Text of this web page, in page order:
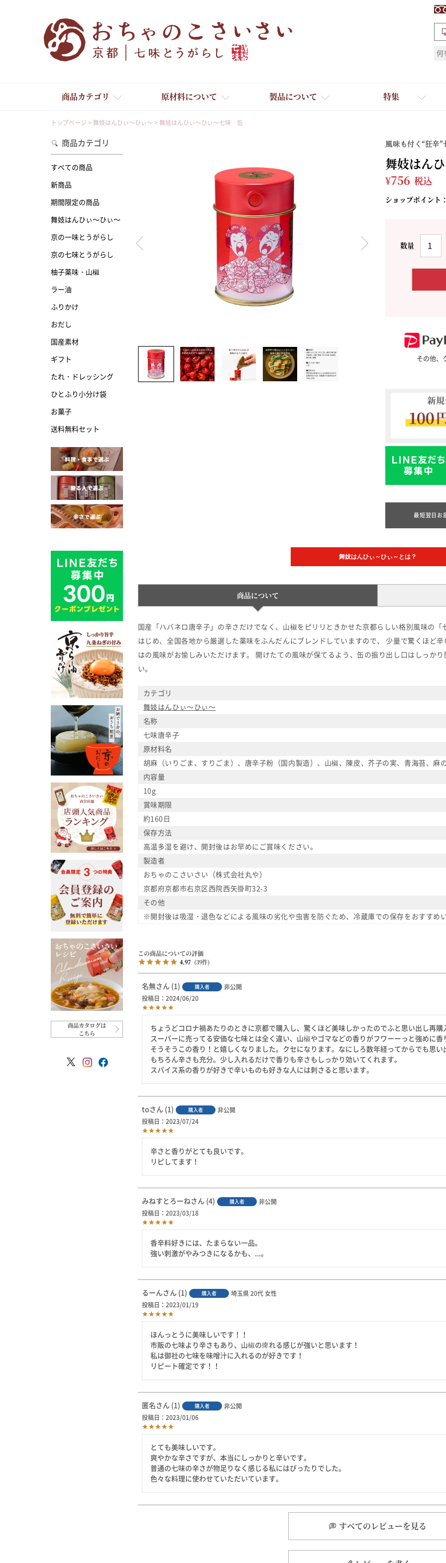
商品カテゴリ
舞妓はんひぃ～ひぃ～
京の一味とうがらし
京の七味とうがらし
ひとふり小分け袋
たれ・ドレッシング
おだし
お菓子
国産・鷹の爪
お土産・ギフト 贈る人に
原材料について 製品について 特集
トップページ 舞妓はんひぃ～ひぃ～ 舞妓はんひぃ～ひぃ～七味 缶
商品カテゴリ
すべての商品
新商品
期間限定の商品
舞妓はんひぃ～ひぃ～
京の一味とうがらし
京の七味とうがらし
柚子薬味・山椒
ラー油
ふりかけ
おだし
国産素材
ギフト
たれ・ドレッシング
ひとふり小分け袋
お菓子
送料無料セット
商品カタログは
こちら
風味も付く“狂辛”
舞妓はん
¥756 税込
ショップポイント：
その他、
最短翌日お
舞妓はんひぃ～ひぃ～とは？
商品について
国産「ハバネロ唐辛子」の辛さだけでなく、山椒をピリリときかせた京都らしい格別風味の
はじめ、全国各地から厳選した薬味をふんだんにブレンドしていますので、 少量で驚くほど
はの風味がお愉しみいただけます。 開けたての風味が保てるよう、缶の振り出し口はしっか
い。
カテゴリ
舞妓はんひぃ～ひぃ～
名称
七味唐辛子
原材料名
胡麻（いりごま、すりごま）、唐辛子粉（国内製造）、山椒、陳皮、芥子の実、青海苔、麻
内容量
10g
賞味期限
約160日
保存方法
高温多湿を避け、開封後はお早めにご賞味ください。
製造者
おちゃのこさいさい（株式会社丸や）
京都府京都市右京区西院西矢掛町32-3
その他
※開封後は吸湿・退色などによる風味の劣化や虫害を防ぐため、冷蔵庫での保存をおすすめ
4.97 39
名無 1 購入者
非公開
投稿日
2024/06/20
ちょうどコロナ禍あたりのときに京都で購入し、驚くほど美味しかったのでふと思い出し再購
スーパーに売ってる安価な七味とは全く違い、山椒やゴマなどの香りがフワーーっと強めに香
そうそうこの香り！と嬉しくなりました。クセになります。なにしろ数年経ってからでも思い
もちろん辛さも充分。少し入れるだけで香りも辛さもしっかり効いてくれます。
スパイス系の香りが好きで辛いものも好きな人には刺さると思います。
to 1 購入者
非公開
投稿日
2023/07/24
辛さと香りがとても良いです。
リピしてます！
みねすとろーね 4 購入者
非公開
投稿日
2023/03/18
香辛料好きには、たまらない一品。
強い刺激がやみつきになるかも、...。
るーん 1 購入者 埼玉県 20代 女性
投稿日
2023/01/19
ほんっとうに美味しいです！！
市販の七味より辛さもあり、山椒の痺れる感じが強いと思います！
私は御社の七味を味噌汁に入れるのが好きです！
リピート確定です！！
匿名 1 購入者
非公開
投稿日
2023/01/06
とても美味しいです。
爽やかな辛さですが、本当にしっかりと辛いです。
普通の七味の辛さが物足りなく感じる私にはぴったりでした。
色々な料理に使わせていただいています。
すべてのレビューを見る